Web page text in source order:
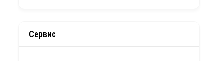
Сервис